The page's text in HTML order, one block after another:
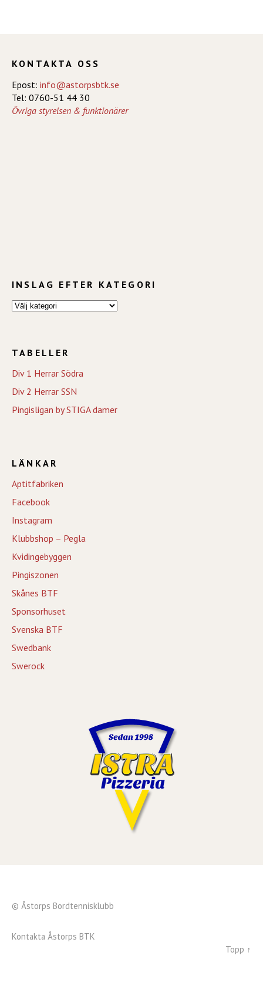
KONTAKTA OSS
Epost: info@astorpsbtk.se
Tel: 0760-51 44 30
Övriga styrelsen & funktionärer
INSLAG EFTER KATEGORI
TABELLER
Div 1 Herrar Södra
Div 2 Herrar SSN
Pingisligan by STIGA damer
LÄNKAR
Aptitfabriken
Facebook
Instagram
Klubbshop – Pegla
Kvidingebyggen
Pingiszonen
Skånes BTF
Sponsorhuset
Svenska BTF
Swedbank
Swerock
© Åstorps Bordtennisklubb
Kontakta Åstorps BTK
Topp ↑